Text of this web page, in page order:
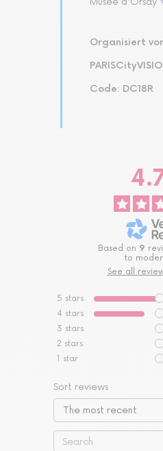
Organisiert
Code: DC18R
Based on 9
to
See all
5 stars
4 stars
3 stars
2 stars
1 star
Sort reviews